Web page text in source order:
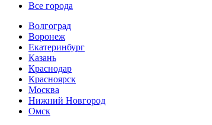
Все города
Волгоград
Воронеж
Екатеринбург
Казань
Краснодар
Красноярск
Москва
Нижний Новгород
Омск